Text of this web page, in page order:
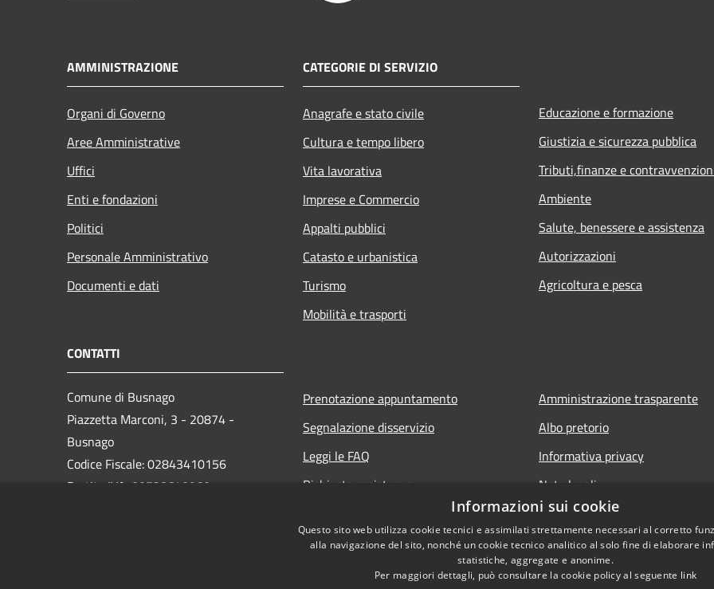
AMMINISTRAZIONE
Organi di Governo
Aree Amministrative
Uffici
Enti e fondazioni
Politici
Personale Amministrativo
Documenti e dati
CATEGORIE DI SERVIZIO
Anagrafe e stato civile
Cultura e tempo libero
Vita lavorativa
Imprese e Commercio
Appalti pubblici
Catasto e urbanistica
Turismo
Mobilità e trasporti
Educazione e formazione
Giustizia e sicurezza pubblica
Tributi,finanze e
Ambiente
Salute, benessere e assistenza
Autorizzazioni
Agricoltura e pesca
CONTATTI
Comune di Busnago
Piazzetta Marconi, 3 - 20874 -
Busnago
Codice Fiscale: 02843410156
Partita IVA: 00738640960
Prenotazione appuntamento
Segnalazione disservizio
Leggi le FAQ
Richiesta assistenza
Amministrazione trasparente
Albo pretorio
Informativa privacy
Note legali
Dichiarazione di accessibilità
Informazioni sui cookie
Questo sito web utilizza cookie tecnici e assimilati strettamente necessari al corretto
alla navigazione del sito, nonché un cookie tecnico analitico al solo fine di elaborare
statistiche, aggregate e anonime.
Per maggiori dettagli, può consultare la cookie policy al seguente link